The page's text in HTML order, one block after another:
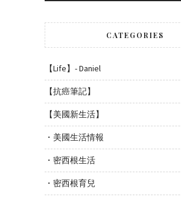
CATEGORIES
【Life】- Daniel
【抗癌筆記】
【美國新生活】
・美國生活情報
・密西根生活
・密西根育兒